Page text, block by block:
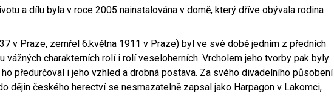
a dílu byla v roce 2005 nainstalována v domě, který dříve obývala rodina
v Praze, zemřel 6.května 1911 v Praze) byl ve své době jedním z předních
vážných charakterních rolí i rolí veseloherních. Vrcholem jeho tvorby pak byly
předurčoval i jeho vzhled a drobná postava. Za svého divadelního působení
dějin českého herectví se nesmazatelně zapsal jako Harpagon v Lakomci,